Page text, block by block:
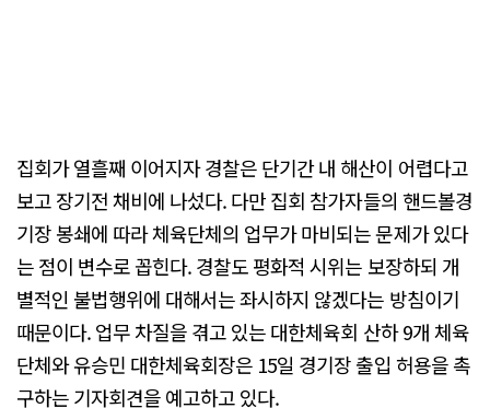
집회가 열흘째 이어지자 경찰은 단기간 내 해산이 어렵다고
보고 장기전 채비에 나섰다. 다만 집회 참가자들의 핸드볼경
기장 봉쇄에 따라 체육단체의 업무가 마비되는 문제가 있다
는 점이 변수로 꼽힌다. 경찰도 평화적 시위는 보장하되 개
별적인 불법행위에 대해서는 좌시하지 않겠다는 방침이기
때문이다. 업무 차질을 겪고 있는 대한체육회 산하 9개 체육
단체와 유승민 대한체육회장은 15일 경기장 출입 허용을 촉
구하는 기자회견을 예고하고 있다.